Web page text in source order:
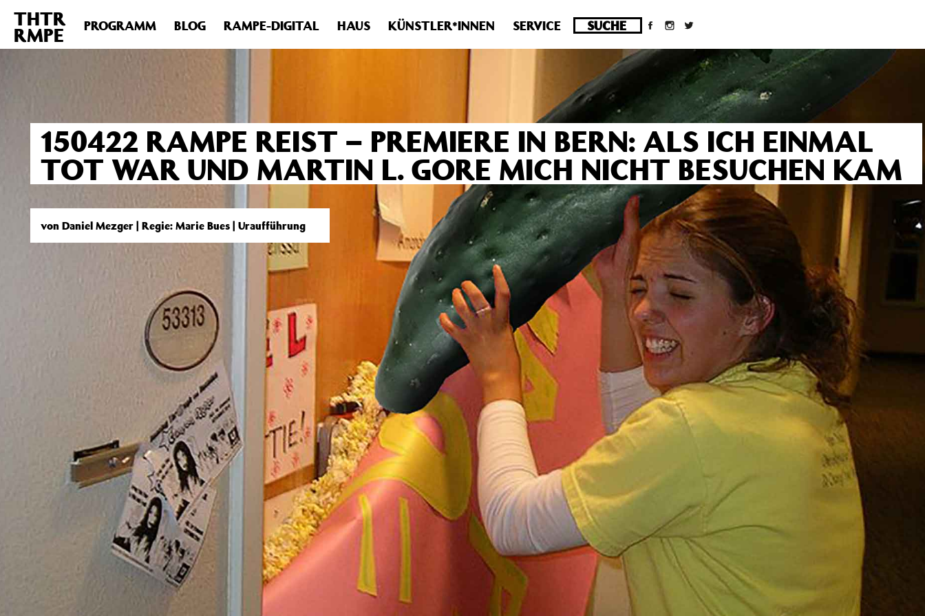
Deprecated : Die Funktion post_permalink ist seit Version 4.4.0 veraltet! Verwende stattdessen get_permalink(). in /homepages/10/d43051023/htdocs/wordpress/wp-
includes/functions.phpon line6031
THTR
RMPE PROGRAMM BLOG RAMPE-DIGITAL HAUS KÜNSTLER*INNEN SERVICE
150422 RAMPE REIST – PREMIERE IN BERN: ALS ICH EINMAL
TOT WAR UND MARTIN L. GORE MICH NICHT BESUCHEN KAM
von Daniel Mezger | Regie: Marie Bues | Uraufführung